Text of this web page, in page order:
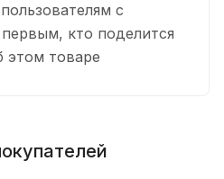
с
кто поделится
этом товаре